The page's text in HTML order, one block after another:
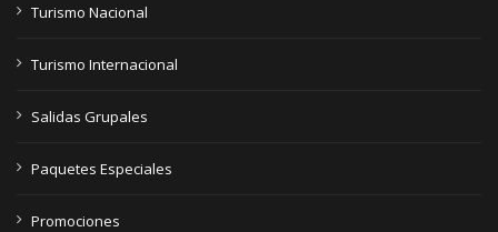
Turismo Nacional
Turismo Internacional
Salidas Grupales
Paquetes Especiales
Promociones